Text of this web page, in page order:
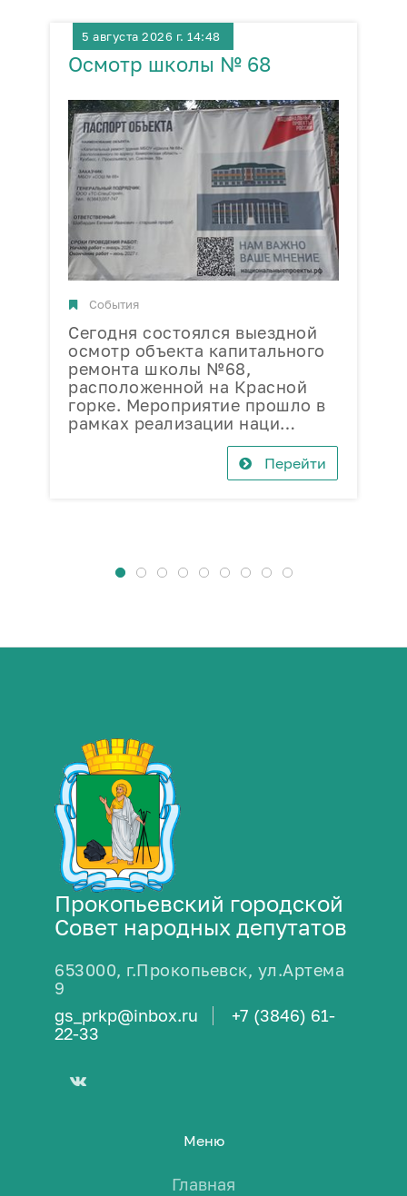
5 августа 2026 г. 14:48
Осмотр школы № 68
События
Сегодня состоялся выездной
осмотр объекта капитального
ремонта школы №68,
расположенной на Красной
горке. Мероприятие прошло в
рамках реализации наци…
Перейти
Прокопьевский городской
Совет народных депутатов
653000, г.Прокопьевск, ул.Артема
9
gs_prkp@inbox.ru
+7 (3846) 61-
22-33
Меню
Главная